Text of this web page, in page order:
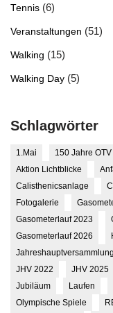
Tennis (6)
Veranstaltungen (51)
Walking (15)
Walking Day (5)
Schlagwörter
1.Mai 150 Jahre OTV
Aktion Lichtblicke
Calisthenicsanlage
Fotogalerie
Gasometerlauf 2023
Gasometerlauf 2026
Jahreshauptversammlung
JHV 2022
JHV 2025
Jubiläum
Laufen
Olympische Spiele